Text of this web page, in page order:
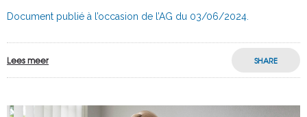
Document publié à l’occasion de l’AG du 03/06/2024.
Lees meer SHARE